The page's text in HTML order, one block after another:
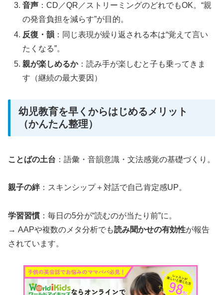
音声 ：CD／QR／ストリーミングのどれでもOK。“親
の発音負担を減らす”が目的。
反復・韻 ：同じ表現が繰り返される本は“覚えて言い
たくなる”。
親が楽しめるか：読み手が楽しむと子も乗ってきま
す（継続の最大要因）
幼児教育を早くからはじめるメリット
（かんたん整理）
ことばの土台 ：語彙・音韻意識・文法感覚の基礎づくり。
親子の絆：スキンシップ＋対話で自己肯定感UP。
学習習慣 ：毎日の5分が“読むのが当たり前”に。
→ AAPや複数のメタ分析でも読み聞かせの有効性が報告
されています。